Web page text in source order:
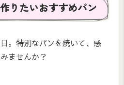
りたいおすすめパン
。特別なパンを焼いて、感
ませんか？